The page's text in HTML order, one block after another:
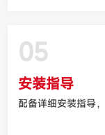
05
安装指导
配备详细安装指导